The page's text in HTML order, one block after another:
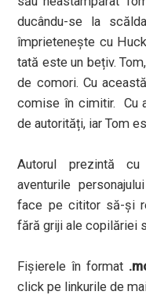
ducându-se la
împrietenește cu
tată este un bețiv.
de comori. Cu
comise în cimitir. Cu
de autorități, iar Tom
Autorul prezintă
aventurile
face pe cititor să-și
fără griji ale copilăriei
Fișierele în format
click pe linkurile de